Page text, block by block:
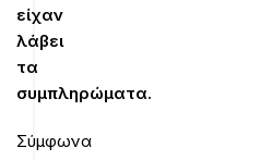
είχαν
λάβει
τα
συμπληρώματα.
Σύμφωνα